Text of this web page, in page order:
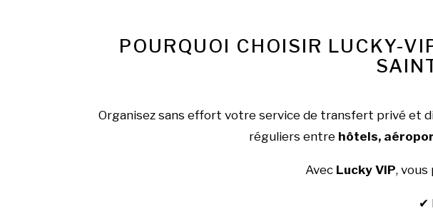
POURQUOI CHOISIR LUCKY-
Organisez sans effort votre service de transfert privé et
réguliers entre hôtels,
Avec Lucky VIP,
✔